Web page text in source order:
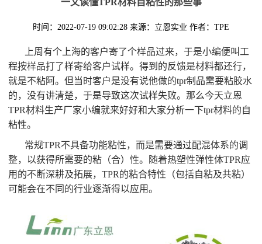
一文读懂TPR材料自粘性的那些事
时间：2022-07-19 09:02:28 来源：立恩实业 作者：TPE
上周有个上海的客户寄了个样品过来，于是小编便叫工
程按样品打了样寄给客户试样。得到的反馈是材料都还行，
就是不粘阿。但当时客户是没有说他做的tpr制品需要粘胶水
的，没有讲清楚，于是导致这次试样失败。那么今天立恩
TPR材料生产厂家小编就来好好和大家分析一下tpr材料的自
粘性。
常规TPR不具备功能粘性，而是需要通过配混体系的调
整，以获得所需要的粘（合）性。随着热塑性弹性体TPR应
用的不断深耕及拓展，TPR的粘合特性（包括自粘及共粘）
可能会在不同的行业逐渐得以应用。